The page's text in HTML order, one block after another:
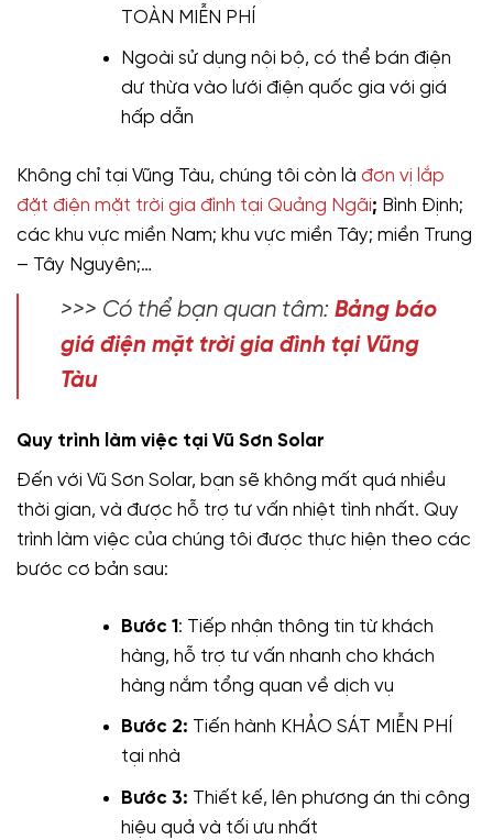
TOÀN MIỄN PHÍ
Ngoài sử dụng nội bộ, có thể bán điện
dư thừa vào lưới điện quốc gia với giá
hấp dẫn
Không chỉ tại Vũng Tàu, chúng tôi còn là đơn vị lắp
đặt điện mặt trời gia đình tại Quảng Ngãi; Bình Định;
các khu vực miền Nam; khu vực miền Tây; miền Trung
– Tây Nguyên;…
>>> Có thể bạn quan tâm:Bảng báo
giá điện mặt trời gia đình tại Vũng
Tàu
Quy trình làm việc tại Vũ Sơn Solar
Đến với Vũ Sơn Solar, bạn sẽ không mất quá nhiều
thời gian, và được hỗ trợ tư vấn nhiệt tình nhất. Quy
trình làm việc của chúng tôi được thực hiện theo các
bước cơ bản sau:
Bước 1 : Tiếp nhận thông tin từ khách
hàng, hỗ trợ tư vấn nhanh cho khách
hàng nắm tổng quan về dịch vụ
Bước 2: Tiến hành KHẢO SÁT MIỄN PHÍ
tại nhà
Bước 3: Thiết kế, lên phương án thi công
hiệu quả và tối ưu nhất